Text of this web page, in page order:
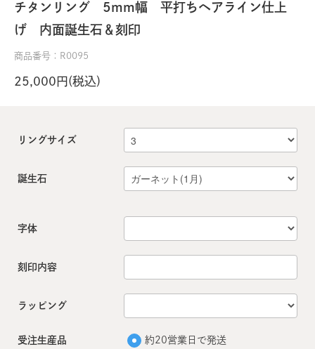
チタンリング 5mm幅 平打ちヘアライン仕上
げ 内面誕生石＆刻印
商品番号：R0095
25,000円(税込)
リングサイズ
誕生石
字体
刻印内容
ラッピング
受注生産品 約20営業日で発送